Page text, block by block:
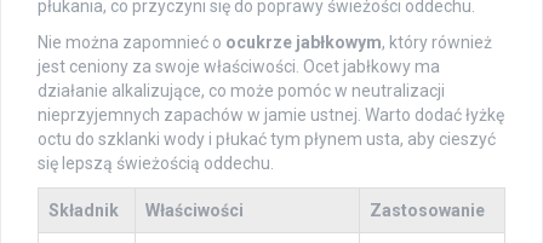
płukania, co przyczyni się do poprawy świeżości oddechu.
Nie można zapomnieć o ocukrze jabłkowym, który również
jest ceniony za swoje właściwości. Ocet jabłkowy ma
działanie alkalizujące, co może pomóc w neutralizacji
nieprzyjemnych zapachów w jamie ustnej. Warto dodać łyżkę
octu do szklanki wody i płukać tym płynem usta, aby cieszyć
się lepszą świeżością oddechu.
Składnik Właściwości Zastosowanie